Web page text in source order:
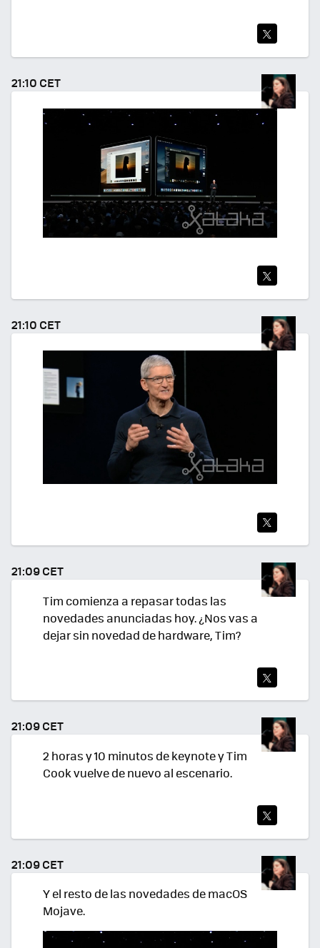
TEA
R
21:10 CET
TEA
R
21:10 CET
TWI
TEA
R
21:09 CET
Tim comienza a repasar todas las
novedades anunciadas hoy. ¿Nos vas a
dejar sin novedad de hardware, Tim?
TWI
TEA
R
21:09 CET
2 horas y 10 minutos de keynote y Tim
Cook vuelve de nuevo al escenario.
TEA
R
21:09 CET
Y el resto de las novedades de macOS
Mojave.